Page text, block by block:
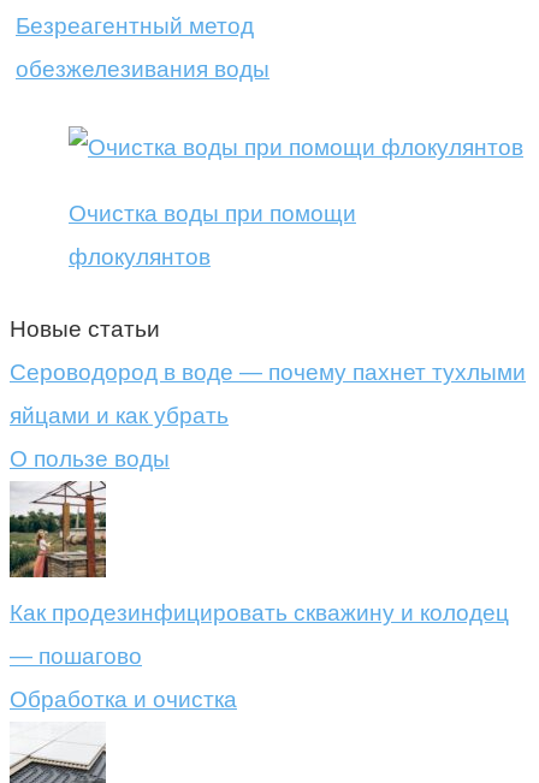
Безреагентный метод
обезжелезивания воды
Очистка воды при помощи
флокулянтов
Новые статьи
Сероводород в воде — почему пахнет тухлыми
яйцами и как убрать
О пользе воды
Как продезинфицировать скважину и колодец
— пошагово
Обработка и очистка